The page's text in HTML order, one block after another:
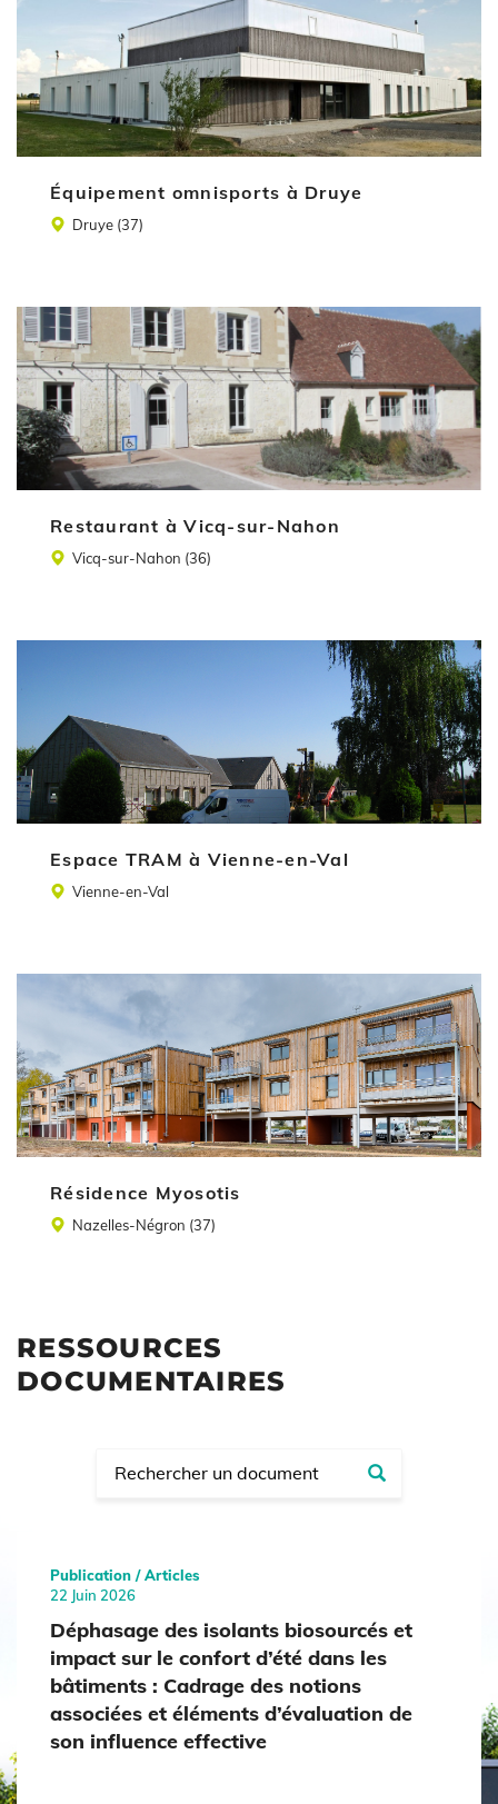
Équipement omnisports à Druye
Druye (37)
Illustration
Restaurant à Vicq-sur-Nahon
Vicq-sur-Nahon (36)
Espace TRAM à Vienne-en-Val
Vienne-en-Val
Résidence Myosotis
Nazelles-Négron (37)
RESSOURCES
DOCUMENTAIRES
Publication / Articles
22 Juin 2026
Déphasage des isolants biosourcés et
impact sur le confort d’été dans les
bâtiments : Cadrage des notions
associées et éléments d’évaluation de
son influence effective